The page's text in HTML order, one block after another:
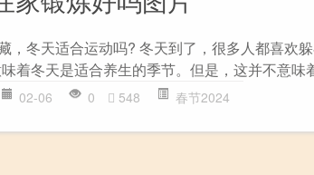
，冬天适合运动吗? 冬天到了，很多人都喜欢
着冬天是适合养生的季节。但是，这并不意味
02-06 0 548 春节2024